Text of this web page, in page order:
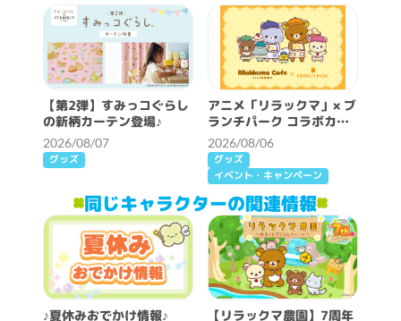
【第2弾】すみっコぐらし
の新柄カーテン登場♪
2026/08/07
グッズ
アニメ「リラックマ」× ブ
ランチパーク コラボカフ
ェ開催決定！
2026/08/06
グッズ
イベント・キャンペーン
同じキャラクターの関連情報
♪夏休みおでかけ情報♪
【リラックマ農園】7周年